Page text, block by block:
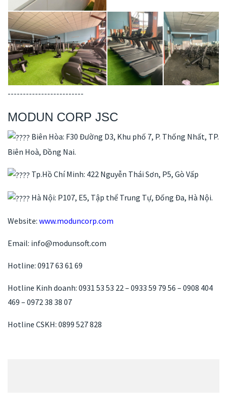
-------------------------
MODUN CORP JSC
Biên Hòa: F30 Đường D3, Khu phố 7, P. Thống Nhất, TP.
Biên Hoà, Đồng Nai.
Tp.Hồ Chí Minh: 422 Nguyễn Thái Sơn, P5, Gò Vấp
Hà Nội: P107, E5, Tập thể Trung Tự, Đống Đa, Hà Nội.
Website: www.moduncorp.com
Email: info@modunsoft.com
Hotline: 0917 63 61 69
Hotline Kinh doanh: 0931 53 53 22 – 0933 59 79 56 – 0908 404
469 – 0972 38 38 07
Hotline CSKH: 0899 527 828